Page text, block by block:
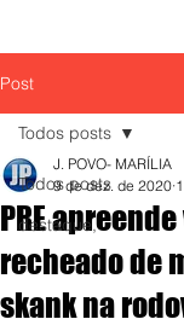
Post
Todos posts
destaque,
Todos posts
PRE
recheado de
skank na
J. POVO- MARÍLIA
9 de dez. de 2020